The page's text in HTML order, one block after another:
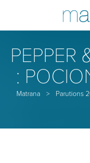
PEPPER
:
Matrana> Parutions